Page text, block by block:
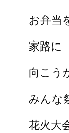
お弁当
家路に
向こう
みんな
花火大